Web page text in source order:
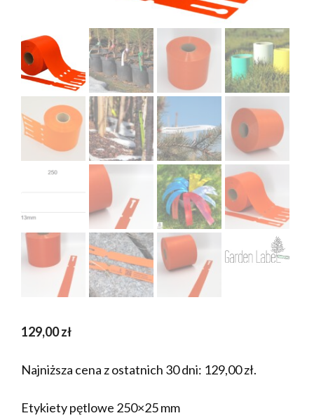
129,00zł
Najniższa cena z ostatnich 30 dni: 129,00zł.
Etykiety pętlowe 250×25 mm